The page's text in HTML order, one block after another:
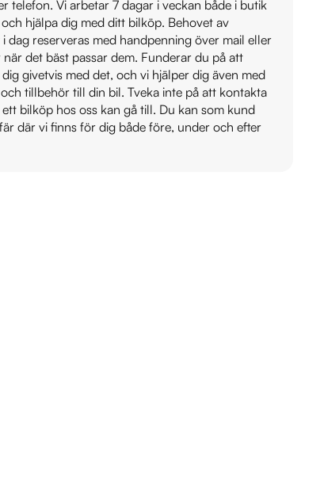
telefon. Vi arbetar 7 dagar i veckan både i butik
hjälpa dig med ditt bilköp. Behovet av
dag reserveras med handpenning över mail eller
det bäst passar dem. Funderar du på att
givetvis med det, och vi hjälper dig även med
tillbehör till din bil. Tveka inte på att kontakta
bilköp hos oss kan gå till. Du kan som kund
där vi finns för dig både före, under och efter